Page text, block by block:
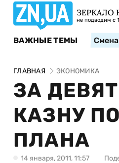
ЗЕРКАЛО
не подводим с
ВАЖНЫЕ ТЕМЫ Смена
ГЛАВНАЯ ЭКОНОМИКА
ЗА
КАЗНУ
ПЛАНА
14 января, 2011, 11:57